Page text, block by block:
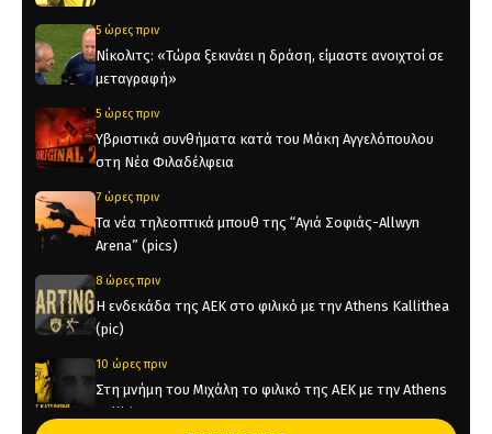
5 ώρες πριν
Νίκολιτς: «Τώρα ξεκινάει η δράση, είμαστε ανοιχτοί σε
μεταγραφή»
5 ώρες πριν
Υβριστικά συνθήματα κατά του Μάκη Αγγελόπουλου
στη Νέα Φιλαδέλφεια
7 ώρες πριν
Τα νέα τηλεοπτικά μπουθ της “Αγιά Σοφιάς-Allwyn
Arena” (pics)
8 ώρες πριν
Η ενδεκάδα της ΑΕΚ στο φιλικό με την Athens Kallithea
(pic)
10 ώρες πριν
Στη μνήμη του Μιχάλη το φιλικό της ΑΕΚ με την Athens
Kallithea